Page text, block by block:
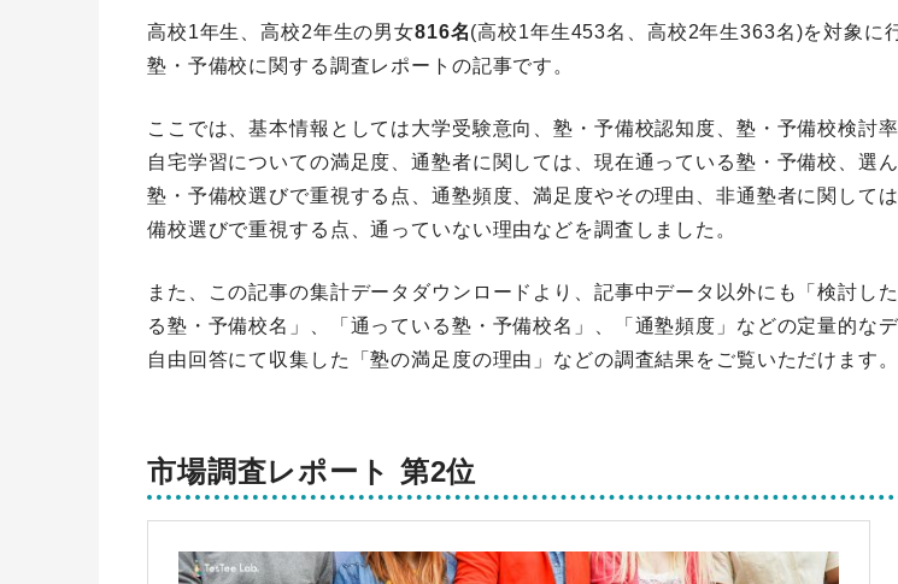
高校1年生、高校2年生の男女816名(高校1年生453名、高校2年生363名)を対象に
塾・予備校に関する調査レポートの記事です。
ここでは、基本情報としては大学受験意向、塾・予備校認知度、塾・予備校検討率
自宅学習についての満足度、通塾者に関しては、現在通っている塾・予備校、選ん
塾・予備校選びで重視する点、通塾頻度、満足度やその理由、非通塾者に関して
備校選びで重視する点、通っていない理由などを調査しました。
また、この記事の集計データダウンロードより、記事中データ以外にも「検討し
る塾・予備校名」、「通っている塾・予備校名」、「通塾頻度」などの定量的なデ
自由回答にて収集した「塾の満足度の理由」などの調査結果をご覧いただけます。
市場調査レポート 第2位